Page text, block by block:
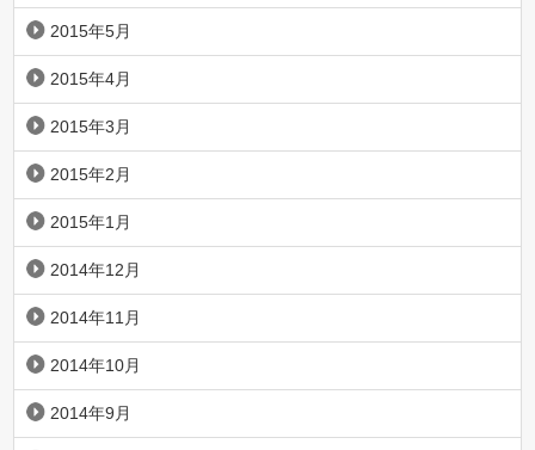
2015年5月
2015年4月
2015年3月
2015年2月
2015年1月
2014年12月
2014年11月
2014年10月
2014年9月